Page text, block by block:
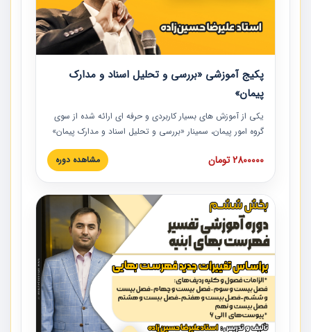
پکیج آموزشی «بررسی و تحلیل اسناد و مدارک
پیمان»
یکی از آموزش‏‏‏‏‏‏ های بسیار کاربردی و حرفه‏ ای ارائه شده از سوی
گروه امور پیمان، سمینار «بررسی و تحلیل اسناد و مدارک پیمان»
است که در دانشگاه صنعتی شریف ارائه شد. در این آموزش
نکات کلیدی مربوط به اسناد و مدارک پیمان، اولویت بندی اسناد
پیمان به همراه تجربیات عملی در این خصوص ارائه شده است.
2800000 تومان مشاهده دوره